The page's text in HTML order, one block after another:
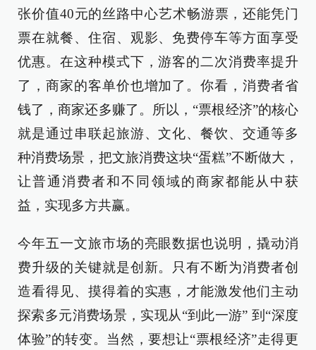
张价值40元的丝路中心艺术畅游票，还能凭门
票在就餐、住宿、观影、免费停车等方面享受
优惠。在这种模式下，游客的二次消费率提升
了，商家的客单价也增加了。你看，消费者省
钱了，商家还多赚了。所以，“票根经济”的核心
就是通过串联起旅游、文化、餐饮、交通等多
种消费场景，把文旅消费这块“蛋糕”不断做大，
让普通消费者和不同领域的商家都能从中获
益，实现多方共赢。
今年五一文旅市场的亮眼数据也说明，撬动消
费升级的关键就是创新。只有不断为消费者创
造看得见、摸得着的实惠，才能激发他们主动
探索多元消费场景，实现从“到此一游” 到“深度
体验”的转变。当然，要想让“票根经济”走得更